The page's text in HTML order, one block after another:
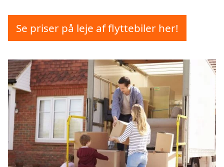
Se priser på leje af flyttebiler her!